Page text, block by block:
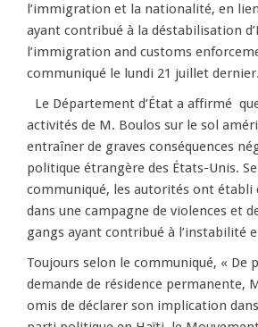
l’immigration et la nationalité, en
ayant contribué à la déstabilisation
l’immigration and customs
communiqué le lundi 21 juillet dernier.
Le Département d’État a affirmé
activités de M. Boulos sur le sol
entraîner de graves conséquences
politique étrangère des États-Unis.
communiqué, les autorités ont établi
dans une campagne de violences et
gangs ayant contribué à l’instabilité
Toujours selon le communiqué, « De
demande de résidence permanente,
omis de déclarer son implication